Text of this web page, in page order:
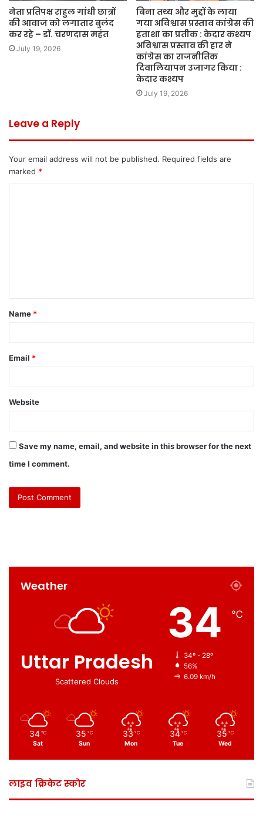
नेता प्रतिपक्ष राहुल गांधी छात्रों
की आवाज को लगातार बुलंद
कर रहे – डॉ. चरणदास महंत
July 19, 2026
बिना तथ्य और मुद्दों के लाया
गया अविश्वास प्रस्ताव कांग्रेस की
हताशा का प्रतीक : केदार कश्यप
अविश्वास प्रस्ताव की हार ने
कांग्रेस का राजनीतिक
दिवालियापन उजागर किया :
केदार कश्यप
July 19, 2026
Leave a Reply
Your email address will not be published. Required fields are
marked *
t
*
Name *
Email *
Website
Save my name, email, and website in this browser for the next
time I comment.
Weather
Uttar Pradesh
Scattered Clouds
34 ℃
34º - 28º
56%
6.09 km/h
34 ℃
Sat
35 ℃
Sun
33 ℃
Mon
34 ℃
Tue
35 ℃
Wed
लाइव क्रिकेट स्कोर